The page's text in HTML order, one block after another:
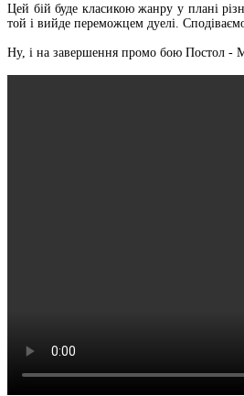
Цей бій буде класикою жанру у плані
той і вийде переможцем дуелі.
Ну, і на завершення промо бою Постол -